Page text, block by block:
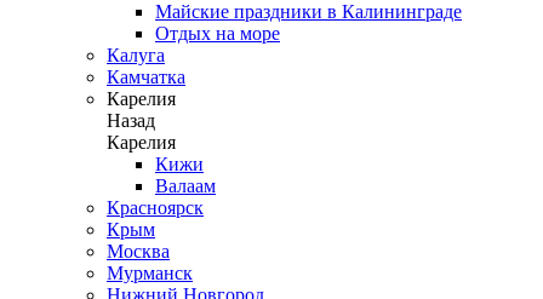
Майские праздники в Калининграде
Отдых на море
Калуга
Камчатка
Карелия
Назад
Карелия
Кижи
Валаам
Красноярск
Крым
Москва
Мурманск
Нижний Новгород